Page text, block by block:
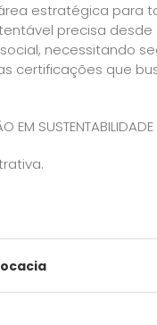
estratégica para
precisa
necessitando
certificações que
EM